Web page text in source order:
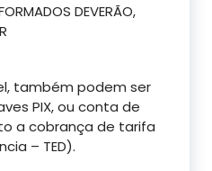
DEVERÃO,
também podem ser
PIX, ou conta de
a cobrança de tarifa
– TED).